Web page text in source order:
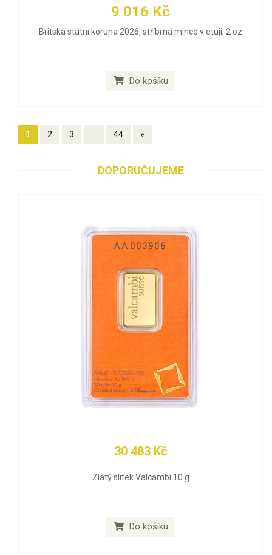
9 016 Kč
Britská státní koruna 2026, stříbrná mince v etuji, 2 oz
Do košíku
1 2 3 ... 44 »
DOPORUČUJEME
30 483 Kč
Zlatý slitek Valcambi 10 g
Do košíku